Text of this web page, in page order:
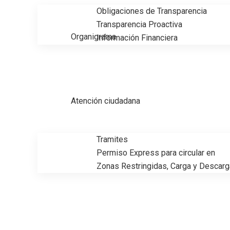
Obligaciones de Transparencia
Transparencia Proactiva
Información Financiera
Organigrama
Atención ciudadana
Tramites
Permiso Express para circular en
Zonas Restringidas, Carga y